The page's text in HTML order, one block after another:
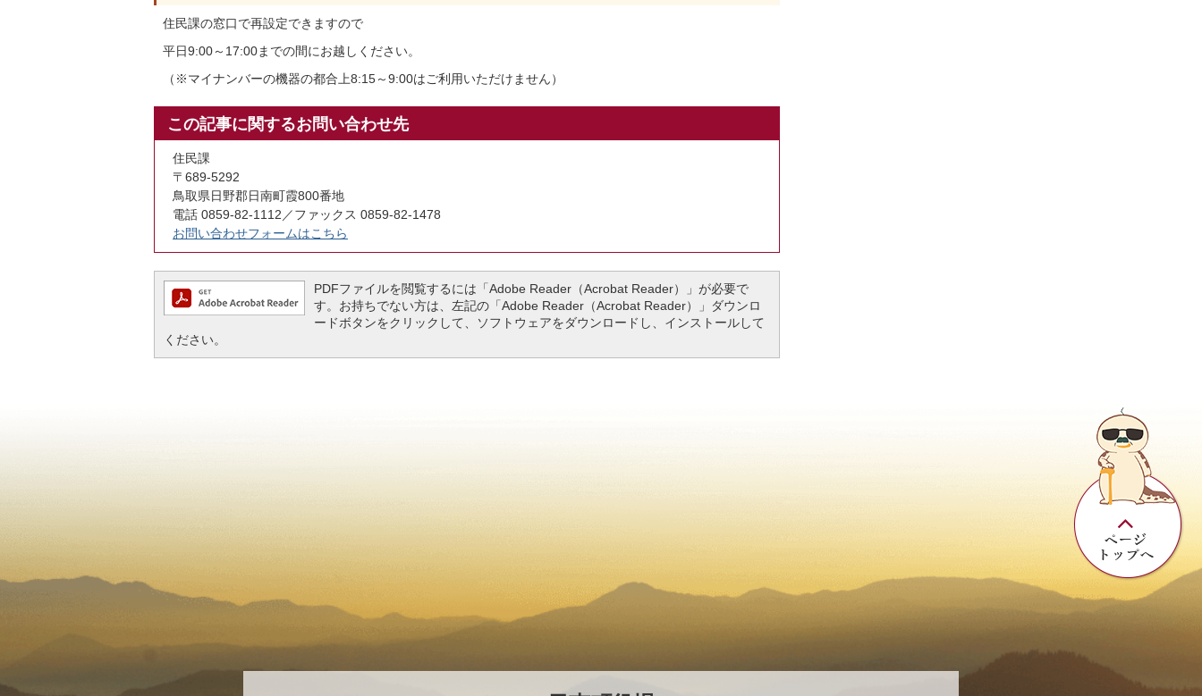
住民課の窓口で再設定できますので
平日9:00～17:00までの間にお越しください。
（※マイナンバーの機器の都合上8:15～9:00はご利用いただけません）
この記事に関するお問い合わせ先
住民課
〒689-5292
鳥取県日野郡日南町霞800番地
電話 0859-82-1112／ファックス 0859-82-1478
お問い合わせフォームはこちら
PDFファイルを閲覧するには「Adobe Reader（Acrobat Reader）」が必要で
す。お持ちでない方は、左記の「Adobe Reader（Acrobat Reader）」ダウンロ
ードボタンをクリックして、ソフトウェアをダウンロードし、インストールして
ください。